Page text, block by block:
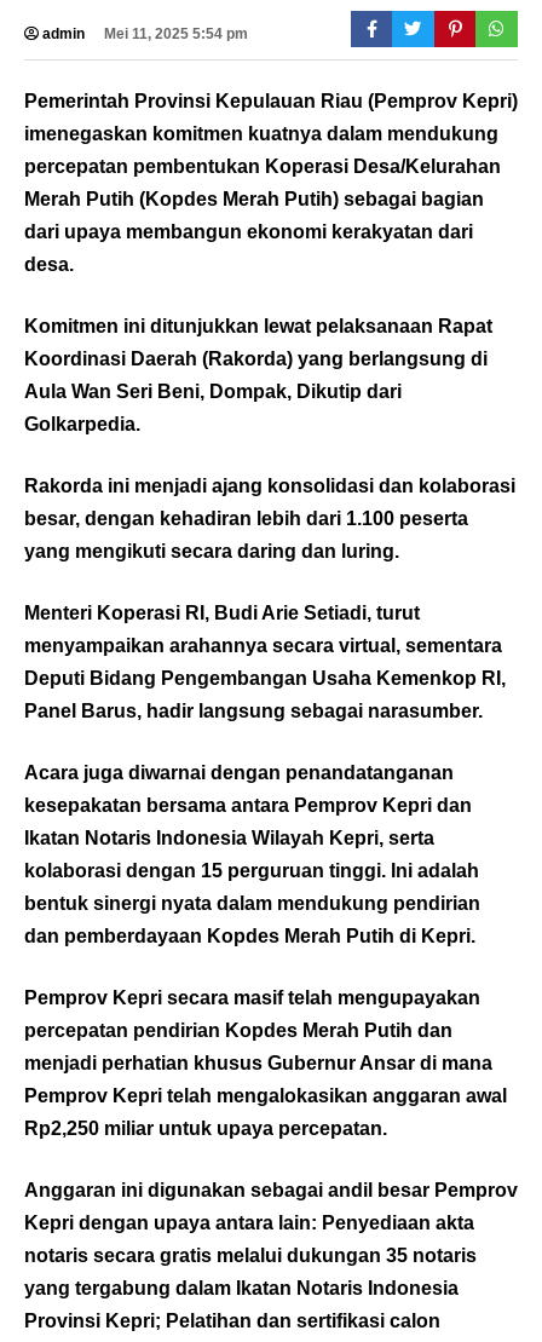
admin Mei 11, 2025 5:54 pm
Pemerintah Provinsi Kepulauan Riau (Pemprov Kepri)
imenegaskan komitmen kuatnya dalam mendukung
percepatan pembentukan Koperasi Desa/Kelurahan
Merah Putih (Kopdes Merah Putih) sebagai bagian
dari upaya membangun ekonomi kerakyatan dari
desa.
Komitmen ini ditunjukkan lewat pelaksanaan Rapat
Koordinasi Daerah (Rakorda) yang berlangsung di
Aula Wan Seri Beni, Dompak, Dikutip dari
Golkarpedia.
Rakorda ini menjadi ajang konsolidasi dan kolaborasi
besar, dengan kehadiran lebih dari 1.100 peserta
yang mengikuti secara daring dan luring.
Menteri Koperasi RI, Budi Arie Setiadi, turut
menyampaikan arahannya secara virtual, sementara
Deputi Bidang Pengembangan Usaha Kemenkop RI,
Panel Barus, hadir langsung sebagai narasumber.
Acara juga diwarnai dengan penandatanganan
kesepakatan bersama antara Pemprov Kepri dan
Ikatan Notaris Indonesia Wilayah Kepri, serta
kolaborasi dengan 15 perguruan tinggi. Ini adalah
bentuk sinergi nyata dalam mendukung pendirian
dan pemberdayaan Kopdes Merah Putih di Kepri.
Pemprov Kepri secara masif telah mengupayakan
percepatan pendirian Kopdes Merah Putih dan
menjadi perhatian khusus Gubernur Ansar di mana
Pemprov Kepri telah mengalokasikan anggaran awal
Rp2,250 miliar untuk upaya percepatan.
Anggaran ini digunakan sebagai andil besar Pemprov
Kepri dengan upaya antara lain: Penyediaan akta
notaris secara gratis melalui dukungan 35 notaris
yang tergabung dalam Ikatan Notaris Indonesia
Provinsi Kepri; Pelatihan dan sertifikasi calon